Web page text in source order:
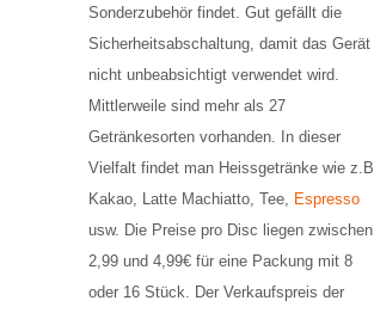
Sonderzubehör findet. Gut gefällt die
Sicherheitsabschaltung, damit das Gerät
nicht unbeabsichtigt verwendet wird.
Mittlerweile sind mehr als 27
Getränkesorten vorhanden. In dieser
Vielfalt findet man Heissgetränke wie z.B.
Kakao, Latte Machiatto, Tee,
Espresso
usw. Die Preise pro Disc liegen zwischen
2,99 und 4,99€ für eine Packung mit 8
oder 16 Stück. Der Verkaufspreis der